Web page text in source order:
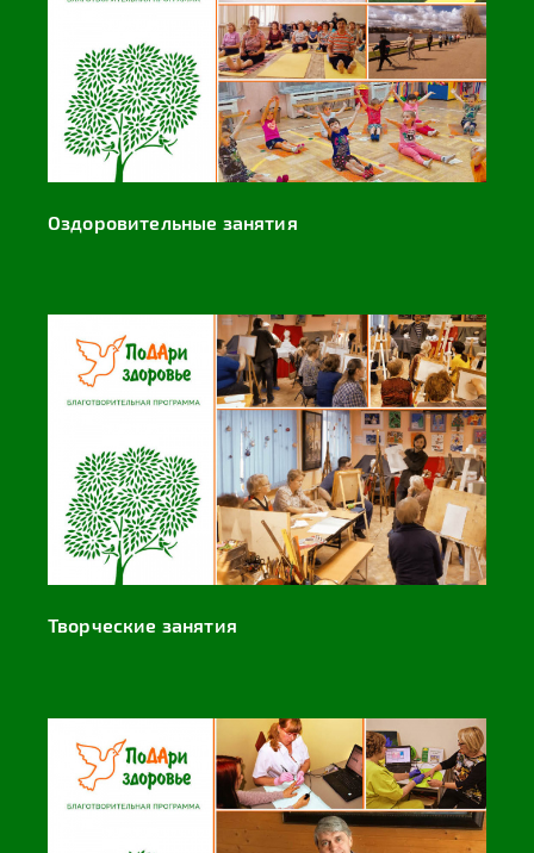
Оздоровительные занятия
Творческие занятия